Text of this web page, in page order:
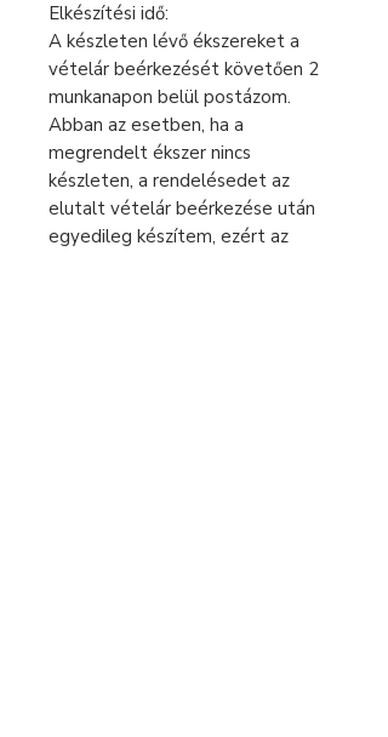
Elkészítési idő:
A készleten lévő ékszereket a
vételár beérkezését követően 2
munkanapon belül postázom.
Abban az esetben, ha a
megrendelt ékszer nincs
készleten, a rendelésedet az
elutalt vételár beérkezése után
egyedileg készítem, ezért az